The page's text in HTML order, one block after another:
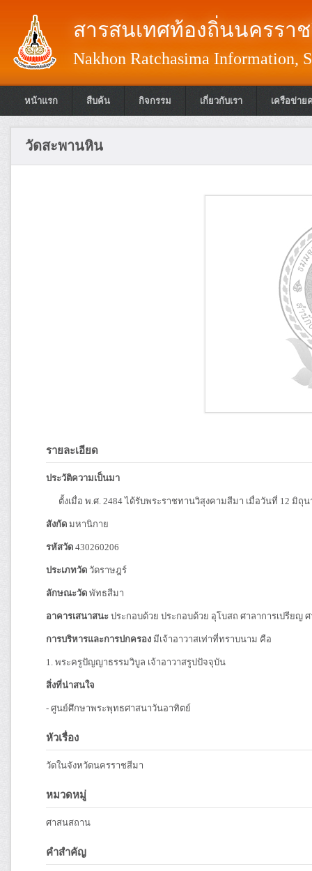
สารสนเทศท้องถิ่นนครรา
Nakhon Ratchasima Information,
หน้าแรก สืบค้น กิจกรรม เกี่ยวกับเรา เครือข่าย
วัดสะพานหิน
รายละเอียด
ประวัติความเป็นมา
ตั้งเมื่อ พ.ศ. 2484 ได้รับพระราชทานวิสุงคามสีมา เมื่อวันที่ 12 มิถุน
สังกัด มหานิกาย
รหัสวัด 430260206
ประเภทวัด วัดราษฎร์
ลักษณะวัด พัทธสีมา
อาคารเสนาสนะ ประกอบด้วย ประกอบด้วย อุโบสถ ศาลาการเปรีย
การบริหารและการปกครอง มีเจ้าอาวาสเท่าที่ทราบนาม คือ
1. พระครูปัญญาธรรมวิบูล เจ้าอาวาสรูปปัจจุบัน
สิ่งที่น่าสนใจ
- ศูนย์ศึกษาพระพุทธศาสนาวันอาทิตย์
หัวเรื่อง
วัดในจังหวัดนครราชสีมา
หมวดหมู่
ศาสนสถาน
คำสำคัญ